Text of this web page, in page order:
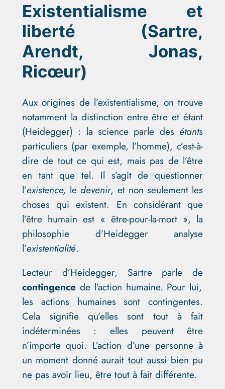
Existentialisme et
liberté (Sartre,
Arendt, Jonas,
Ricœur)
Aux origines de l’existentialisme, on trouve
notamment la distinction entre être et étant
(Heidegger) : la science parle desétants
particuliers (par exemple, l’homme), c’est-à-
dire de tout ce qui est, mais pas de l’être
en tant que tel. Il s’agit de questionner
l’existence, le devenir, et non seulement les
choses qui existent. En considérant que
l’être humain est « être-pour-la-mort », la
philosophie d’Heidegger analyse
l’existentialité.
Lecteur d’Heidegger, Sartre parle de
contingencede l’action humaine. Pour lui,
les actions humaines sont contingentes.
Cela signifie qu’elles sont tout à fait
indéterminées : elles peuvent être
n’importe quoi. L’action d’une personne à
un moment donné aurait tout aussi bien pu
ne pas avoir lieu, être tout à fait différente.